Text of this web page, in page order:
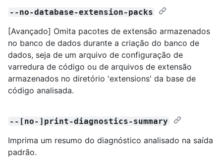
--no-database-extension-packs
[Avançado] Omita pacotes de extensão armazenados
no banco de dados durante a criação do banco de
dados, seja de um arquivo de configuração de
varredura de código ou de arquivos de extensão
armazenados no diretório 'extensions' da base de
código analisada.
--[no-]print-diagnostics-summary
Imprima um resumo do diagnóstico analisado na saída
padrão.